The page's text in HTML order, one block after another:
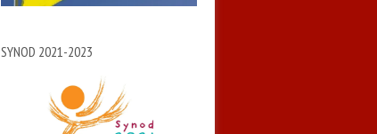
SYNOD 2021-2023